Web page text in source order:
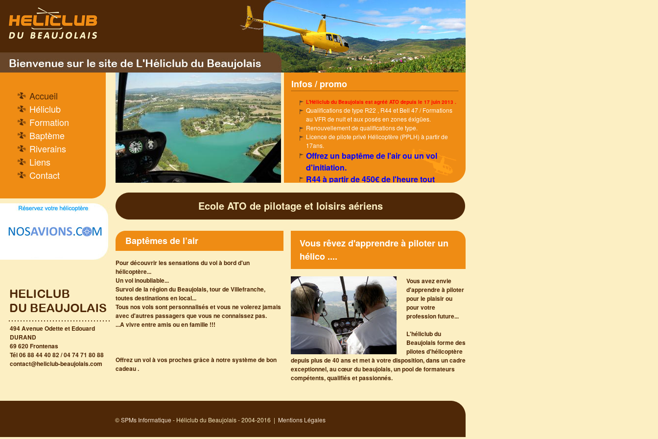
Aller
contenu
principal
B
u
e
Infos / promo
L'Héliclub du Beaujolais est agréé ATO depuis le 17 juin 2013 .
Qualifications de type R22 , R44 et Bell 47 / Formations
au VFR de nuit et aux posés en zones éxigües.
Renouvellement de qualifications de type.
Licence de pilote privé Hélicoptère (PPLH) à partir de
17ans.
Offrez un baptême de l'air ou un vol
d'initiation.
R44 à partir de 450€ de l'heure tout
compris
Ecole ATO de pilotage et loisirs aériens
Baptêmes de l’air
Pour découvrir les sensations du vol à bord d'un
hélicoptère...
Un vol inoubliable...
Survol de la région du Beaujolais, tour de Villefranche,
toutes destinations en local...
Tous nos vols sont personnalisés et vous ne volerez jamais
avec d'autres passagers que vous ne connaissez pas.
...A vivre entre amis ou en famille !!!
Offrez un vol à vos proches grâce à notre système de bon
cadeau .
Vous rêvez d'apprendre à piloter un
hélico ....
Vous avez envie
d'apprendre à piloter
pour le plaisir ou
pour votre
profession future...
L'héliclub du
Beaujolais forme des
pilotes d'hélicoptère
depuis plus de 40 ans et met à votre disposition, dans un cadre
exceptionnel, au cœur du beaujolais, un pool de formateurs
compétents, qualifiés et passionnés.
Accueil
Héliclub
Formation
Baptème
Riverains
Liens
Contact
494 Avenue Odette et Edouard
DURAND
69 620 Frontenas
Tél 06 88 44 40 82 / 04 74 71 80 88
contact@heliclub-beaujolais.com
©SPMs Informatique - Héliclub du Beaujolais - 2004-2016 | Mentions Légales